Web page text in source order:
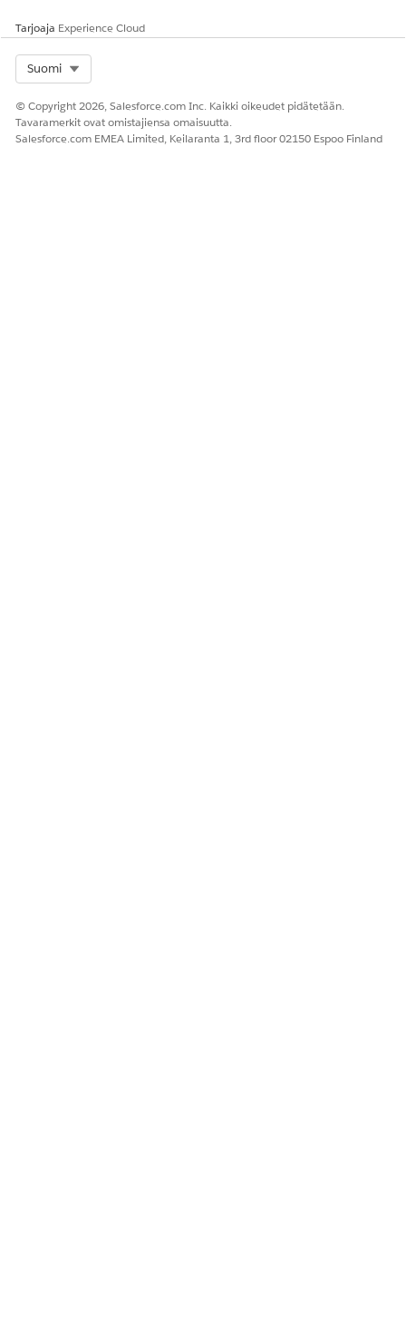
Anna palautetta, jotta voimme kehittyä!
Tarjoaja Experience Cloud
Suomi
© Copyright 2026, Salesforce.com Inc. Kaikki oikeudet pidätetään.
Tavaramerkit ovat omistajiensa omaisuutta.
Salesforce.com EMEA Limited, Keilaranta 1, 3rd floor 02150 Espoo Finland